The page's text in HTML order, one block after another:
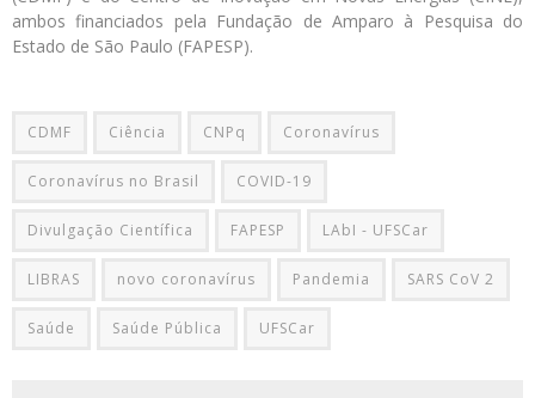
ambos financiados pela Fundação de Amparo à Pesquisa do
Estado de São Paulo (FAPESP).
CDMF Ciência CNPq Coronavírus
Coronavírus no Brasil COVID-19
Divulgação Científica FAPESP LAbI - UFSCar
LIBRAS novo coronavírus Pandemia SARS CoV 2
Saúde Saúde Pública UFSCar